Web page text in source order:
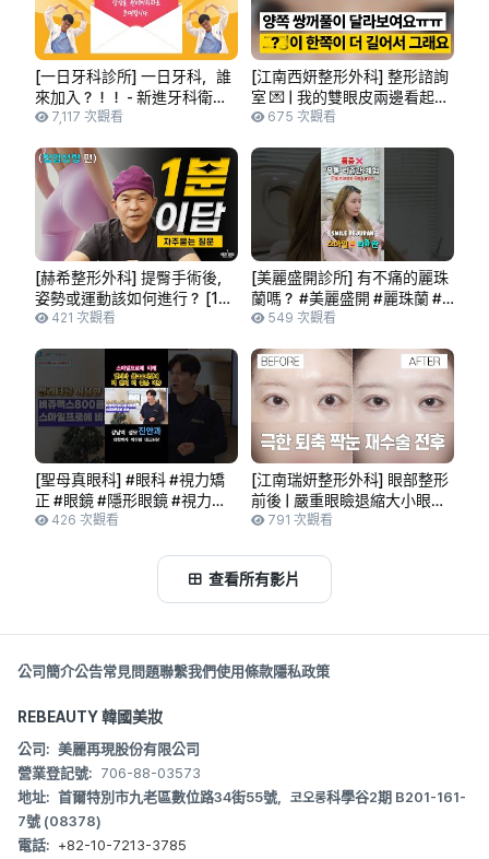
[一日牙科診所] 一日牙科，誰
來加入？！！ - 新進牙科衛生
士招聘公告
7,117 次觀看
[江南西妍整形外科] 整形諮詢
室 💌 | 我的雙眼皮兩邊看起來
不一樣ㅠㅠ | 兩邊不對稱的雙
675 次觀看
[赫希整形外科] 提臀手術後，
姿勢或運動該如何進行？ [1分
鐘解答]
421 次觀看
[美麗盛開診所] 有不痛的麗珠
蘭嗎？ #美麗盛開 #麗珠蘭 #
肌膚回春 #麗珠蘭 #麗珠蘭修
549 次觀看
[聖母真眼科] #眼科 #視力矯
正 #眼鏡 #隱形眼鏡 #視力
#LASIK #LASEK #SMILE
母真眼科 #真正的眼科 #真眼
426 次觀看
[江南瑞妍整形外科] 眼部整形
前後 | 嚴重眼瞼退縮大小眼再
手術前後
791 次觀看
查看所有影片
公司簡介公告常見問題聯繫我們使用條款隱私政策
REBEAUTY 韓國美妝
公司: 美麗再現股份有限公司
營業登記號: 706-88-03573
地址: 首爾特別市九老區數位路34街55號，코오롱科學谷2期 B201-161-
7號 (08378)
電話: +82-10-7213-3785